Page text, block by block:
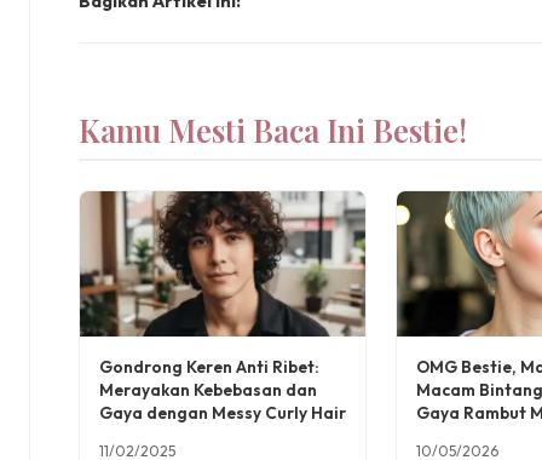
Kamu Mesti Baca Ini Bestie!
Gondrong Keren Anti Ribet:
Merayakan Kebebasan dan
Gaya dengan Messy Curly Hair
11/02/2025
OMG Bestie,
Macam
Gaya Rambut
10/05/2026